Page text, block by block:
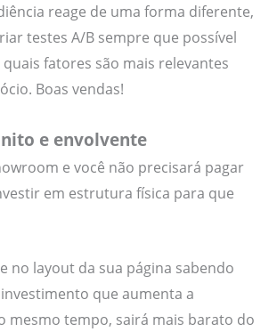
reage de uma forma diferente,
testes A/B sempre que possível
fatores são mais relevantes
Boas vendas!
e envolvente
e você não precisará pagar
em estrutura física para que
no layout da sua página sabendo
que aumenta a
mesmo tempo, sairá mais barato do